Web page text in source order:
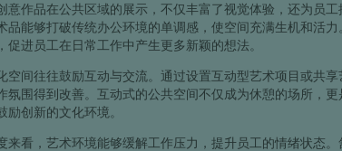
意作品在公共区域的展示，不仅丰富了视觉体验，还为员
品能够打破传统办公环境的单调感，使空间充满生机和活
促进员工在日常工作中产生更多新颖的想法。
空间往往鼓励互动与交流。通过设置互动型艺术项目或共
氛围得到改善。互动式的公共空间不仅成为休憩的场所，
励创新的文化环境。
来看，艺术环境能够缓解工作压力，提升员工的情绪状态